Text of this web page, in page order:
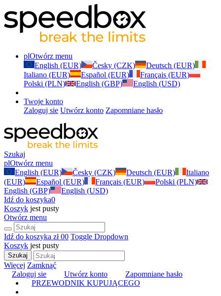
plOtwórz menu
English (EUR)
Česky (CZK)
Deutsch (EUR)
Italiano (EUR)
Español (EUR)
Français (EUR)
Polski (PLN)
English (GBP) English (USD)
Twoje konto
Zaloguj sie Utwórz konto Zapomniane hasło
Szukaj
plOtwórz menu
English (EUR)
Česky (CZK) Deutsch (EUR)
Italiano
(EUR)
Español (EUR) Français (EUR)
Polski (PLN)
English (GBP)
English (USD)
Idź do koszyka0
Koszyk jest pusty
Otwórz menu
Idź do koszyka zł 00 Toggle Dropdown
Koszyk jest pusty
Szukaj
Więcej Zamknąć
Zaloguj sie
Utwórz konto
Zapomniane hasło
PRZEWODNIK KUPUJĄCEGO